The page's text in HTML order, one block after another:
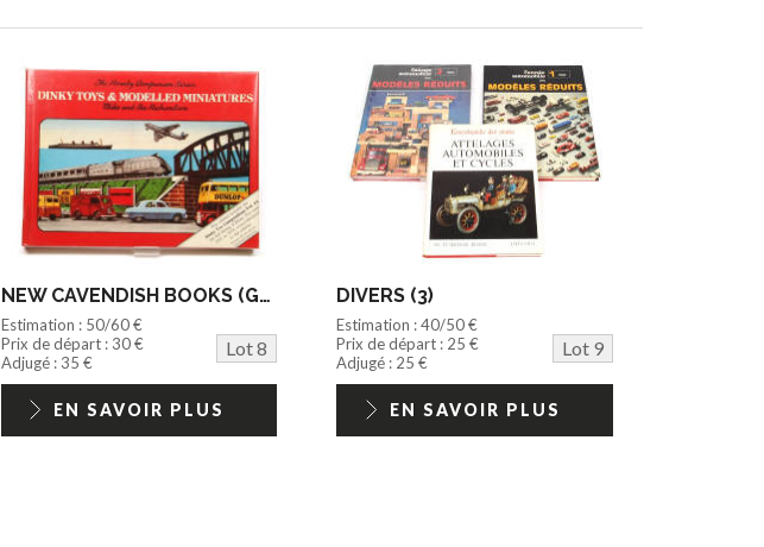
NEW CAVENDISH BOOKS (GB) (1)
Estimation : 50/60 €
Prix de départ : 30 €
Lot 8
Adjugé : 35 €
EN SAVOIR PLUS
DIVERS (3)
Estimation : 40/50 €
Prix de départ : 25 €
Lot 9
Adjugé : 25 €
EN SAVOIR PLUS